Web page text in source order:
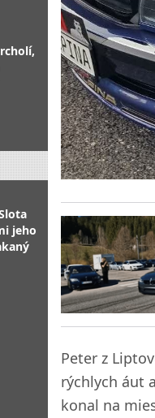
jeho
Peter z
rýchlych áut
konal na